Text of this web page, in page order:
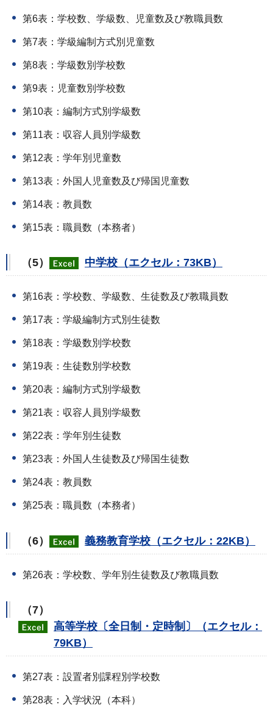
第6表：学校数、学級数、児童数及び教職員数
第7表：学級編制方式別児童数
第8表：学級数別学校数
第9表：児童数別学校数
第10表：編制方式別学級数
第11表：収容人員別学級数
第12表：学年別児童数
第13表：外国人児童数及び帰国児童数
第14表：教員数
第15表：職員数（本務者）
（5） 中学校（エクセル：73KB）
第16表：学校数、学級数、生徒数及び教職員数
第17表：学級編制方式別生徒数
第18表：学級数別学校数
第19表：生徒数別学校数
第20表：編制方式別学級数
第21表：収容人員別学級数
第22表：学年別生徒数
第23表：外国人生徒数及び帰国生徒数
第24表：教員数
第25表：職員数（本務者）
（6） 義務教育学校（エクセル：22KB）
第26表：学校数、学年別生徒数及び教職員数
（7）
高等学校〔全日制・定時制〕（エクセル：
79KB）
第27表：設置者別課程別学校数
第28表：入学状況（本科）